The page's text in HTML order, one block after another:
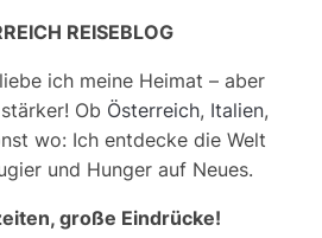
REISEBLOG
ich meine Heimat – aber
Ob Österreich, Italien,
wo: Ich entdecke die Welt
und Hunger auf Neues.
große Eindrücke!